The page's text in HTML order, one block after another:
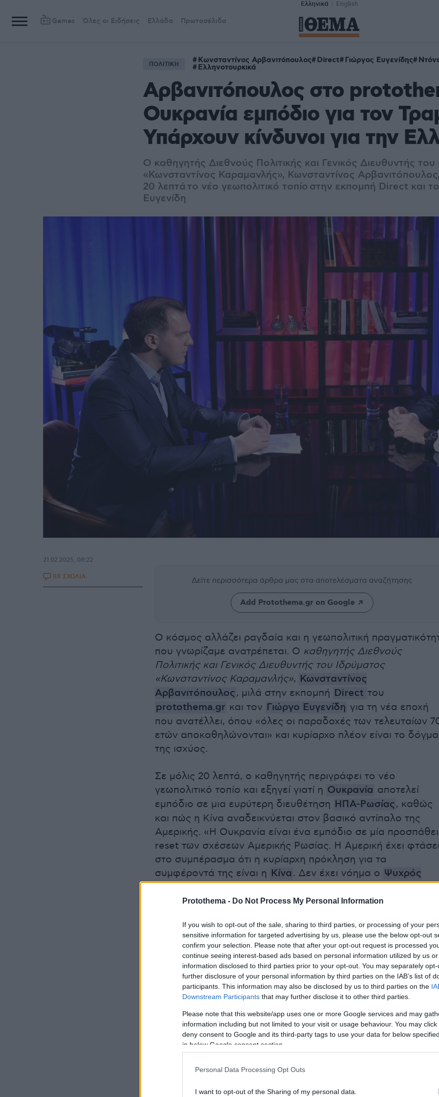
Protothema - Do Not Process My Personal Information
If you wish to opt-out of the sale, sharing to third parties, or processing of your
sensitive information for targeted advertising by us, please use the below opt-out
confirm your selection. Please note that after your opt-out request is processed
continue seeing interest-based ads based on personal information utilized by us
information disclosed to third parties prior to your opt-out. You may separately
further disclosure of your personal information by third parties on the IAB’s list of
participants. This information may also be disclosed by us to third parties on the
Downstream Participants that may further disclose it to other third parties.
Please note that this website/app uses one or more Google services and may
information including but not limited to your visit or usage behaviour. You may
deny consent to Google and its third-party tags to use your data for below
in below Google consent section.
Personal Data Processing Opt Outs
I want to opt-out of the Sharing of my personal data.
Ελληνικά English
Games Όλες οι Ειδήσεις Ελλάδα Πρωτοσέλιδα
ΠΟΛΙΤΙΚΗ Κωνσταντίνος Αρβανιτόπουλος Direct Γιώργος Ευγενίδης
Ελληνοτουρκικά
Αρβανιτόπουλος στο
Ουκρανία εμπόδιο για τον
Υπάρχουν κίνδυνοι για την
Ο καθηγητής Διεθνούς Πολιτικής και Γενικός Διευθυντής
«Κωνσταντίνος Καραμανλής», Κωνσταντίνος
20 λεπτά το νέο γεωπολιτικό τοπίο στην εκπομπή Direct και
Ευγενίδη
Δείτε περισσότερα άρθρα μας στα αποτελέσματα αναζήτησης
Add Protothema.gr on Google
Ο κόσμος αλλάζει ραγδαία και η γεωπολιτική
που γνωρίζαμε ανατρέπεται. Ο καθηγητής Διεθνούς
Πολιτικής και Γενικός Διευθυντής του Ιδρύματος
«Κωνσταντίνος Καραμανλής», Κωνσταντίνος
Αρβανιτόπουλος, μιλά στην εκπομπή Direct του
protothema.gr και τον Γιώργο Ευγενίδη για τη νέα εποχή
που ανατέλλει, όπου «όλες οι παραδοχές των τελευταίων
ετών αποκαθηλώνονται» και κυρίαρχο πλέον είναι το δόγμα
της ισχύος.
Σε μόλις 20 λεπτά, ο καθηγητής περιγράφει το νέο
γεωπολιτικό τοπίο και εξηγεί γιατί η Ουκρανία αποτελεί
εμπόδιο σε μια ευρύτερη διευθέτηση ΗΠΑ-Ρωσίας, καθώς
και πώς η Κίνα αναδεικνύεται στον βασικό αντίπαλο της
Αμερικής. «Η Ουκρανία είναι ένα εμπόδιο σε μία
reset των σχέσεων Αμερικής Ρωσίας. Η Αμερική έχει
στο συμπέρασμα ότι η κυρίαρχη πρόκληση για τα
συμφέροντά της είναι η Κίνα . Δεν έχει νόημα ο Ψυχρός
αισθάνεται βαθιά μοναξιά, γιατί η Αμερική τον εγκαταλείπει
21.02.2025, 08:22
88 ΣΧΟΛΙΑ